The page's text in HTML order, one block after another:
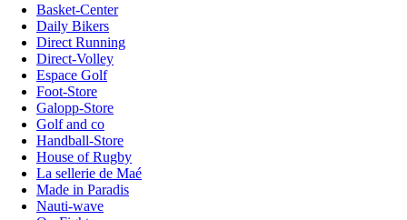
Basket-Center
Daily Bikers
Direct Running
Direct-Volley
Espace Golf
Foot-Store
Galopp-Store
Golf and co
Handball-Store
House of Rugby
La sellerie de Maé
Made in Paradis
Nauti-wave